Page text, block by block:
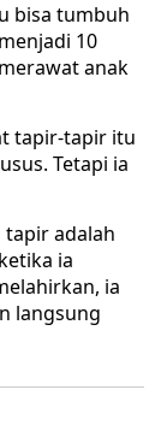
bisa tumbuh
10
anak
tapir-tapir itu
Tetapi ia
adalah
ia
ia
langsung